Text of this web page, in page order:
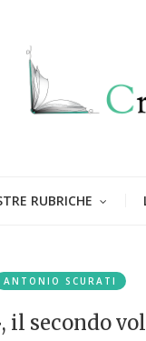
RUBRICHE
ANTONIO SCURATI
il secondo